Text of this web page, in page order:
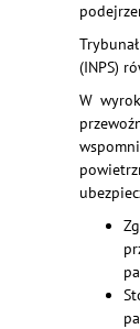
(INPS)
W